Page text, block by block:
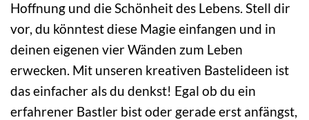
Hoffnung und die Schönheit des Lebens. Stell dir
vor, du könntest diese Magie einfangen und in
deinen eigenen vier Wänden zum Leben
erwecken. Mit unseren kreativen Bastelideen ist
das einfacher als du denkst! Egal ob du ein
erfahrener Bastler bist oder gerade erst anfängst,